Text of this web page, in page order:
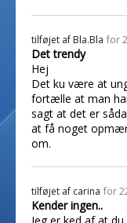
tilføjet af Bla.Bla for
Det trendy
Hej
Det ku være at
fortælle at man
sagt at det er
at få noget
om.
tilføjet af carina for
Kender ingen..